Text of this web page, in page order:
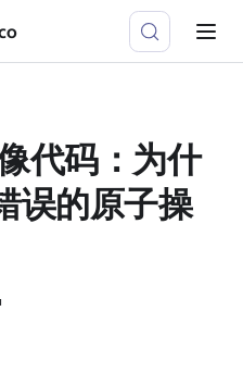
代码：为什
误的原子操